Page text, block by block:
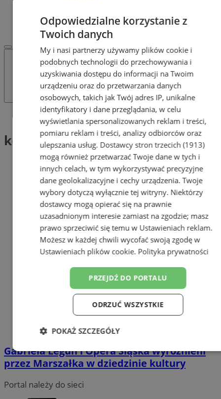
REKLAMA
WSPÓŁPRACA
Tag: konserwacja zabytków
konserwacja zabytków (1)
Gabriela Legun i Opera Śląska wyróżnieni
przez Marszałka w dziedzinie kultury
Portal należy do sieci
Odpowiedzialne korzystanie z
Twoich danych
My i nasi partnerzy używamy plików cookie i
podobnych technologii do przechowywania i
uzyskiwania dostępu do informacji na Twoim
urządzeniu oraz do przetwarzania danych
osobowych, takich jak Twój adres IP, unikalne
identyfikatory i dane przeglądania, w celu
wyświetlania spersonalizowanych reklam i treści,
pomiaru reklam i treści, analizy odbiorców oraz
ulepszania usług. Dostawcy stron trzecich (1913)
mogą również przetwarzać Twoje dane w tych i
innych celach, w tym wykorzystywać precyzyjne
dane geolokalizacyjne i cechy urządzenia. Twoje
wybory dotyczą wyłącznie tej witryny. Niektórzy
dostawcy mogą opierać się na prawnie
uzasadnionym interesie zamiast na zgodzie; masz
prawo sprzeciwić się temu w Ustawieniach reklam.
Możesz w każdej chwili wycofać swoją zgodę w
Ustawieniach plików cookie. Polityka prywatności
PRZEJDŹ DO PORTALU
ODRZUĆ WSZYSTKIE
POKAŻ SZCZEGÓŁY
Niezbędne Wydajność Targetowanie
Funkcjonalność